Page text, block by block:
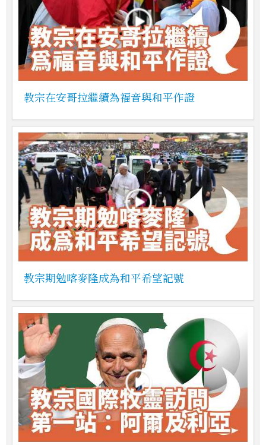
教宗在安哥拉繼續為福音與和平作證
教宗期勉喀麥隆成為和平希望記號